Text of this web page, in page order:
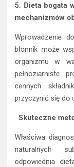
5. Dieta bogata
mechanizmów
Wprowadzenie
błonnik może
organizmu w
pełnoziarniste
cennych
przyczynić się do
Skuteczne
Właściwa
naturalnych
odpowiednia